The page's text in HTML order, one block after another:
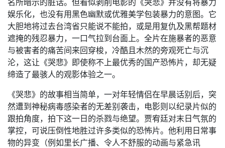
名所暗示的脏话。但看似剥削电影的《哭悲》并没有将暴力
娱乐化，也没有用黑色幽默或优雅美学包装暴力的意图。它
大胆地将过去台湾省只能说不能拍，或是用复仇及黑帮题材
遮掩的残忍暴力，一口气拉到台面上。全片在施暴者的恶意
与被害者的痛苦间来回穿梭，冷酷且木然的旁观死亡与沉
沦，这让《哭悲》即使称不上最优秀的国产恐怖片，却无疑
缔造了最骇人的观影体验之一。
《哭悲》的故事相当简单，一对年轻情侣在早晨话别后，突
然遭到神秘病毒感染者的无差别袭击，电影则以纪录片似的
跟拍角度，拍下这一日的杀戮与绝望。贾宥廷对末日气氛的
掌控，可说压倒性地胜过许多类似的恐怖片。他利用日常事
物的异变（例如里长广播、令人不舒服的动画与紧急讯